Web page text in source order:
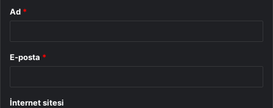
Ad *
E-posta *
İnternet sitesi